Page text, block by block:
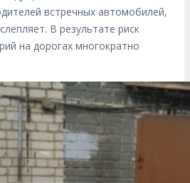
встречных автомобилей,
В результате риск
на дорогах многократно